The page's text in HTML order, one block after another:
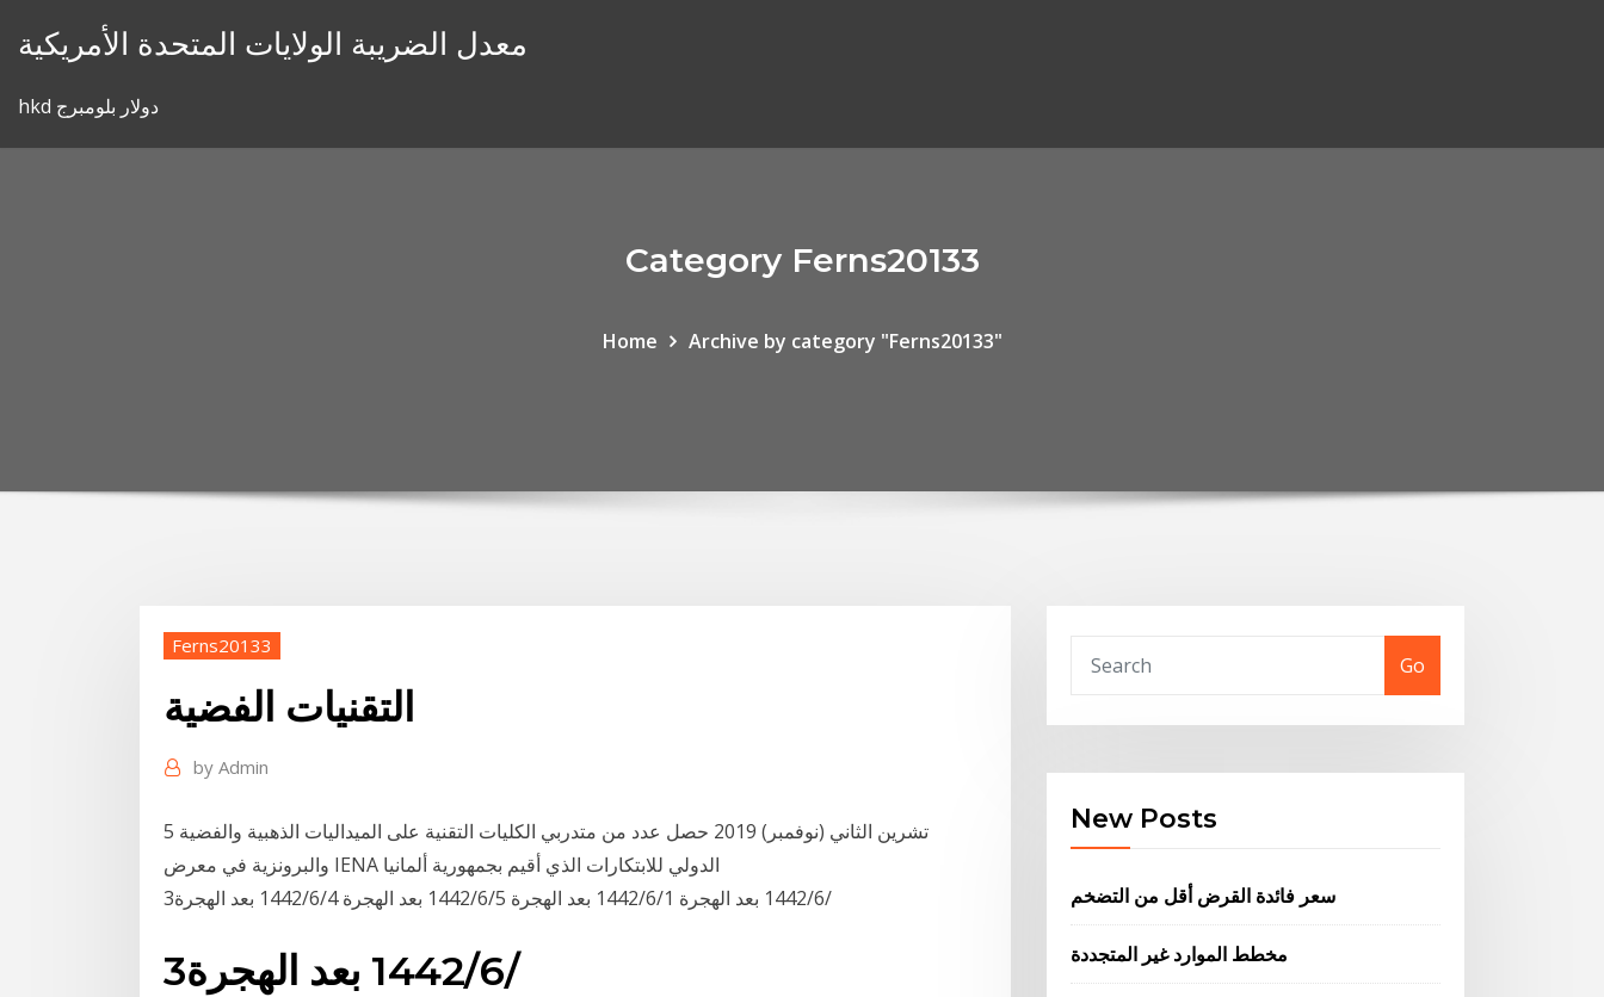
معدل الضريبة الولايات المتحدة الأمريكية
hkd دولار بلومبرج
Category Ferns20133
Home Archive by category "Ferns20133"
Ferns20133
التقنيات الفضية
by Admin
5 تشرين الثاني (نوفمبر) 2019 حصل عدد من متدربي الكليات التقنية على الميداليات الذهبية والفضية
3‏‏/6‏‏/1442 بعد الهجرة 1‏‏/6‏‏/1442 بعد الهجرة 5‏‏/6‏‏/1442 بعد الهجرة 4‏‏/6‏‏/1442 بعد الهجرة
3‏‏/6‏‏/1442 بعد الهجرة
Go
New Posts
سعر فائدة القرض أقل من التضخم
مخطط الموارد غير المتجددة